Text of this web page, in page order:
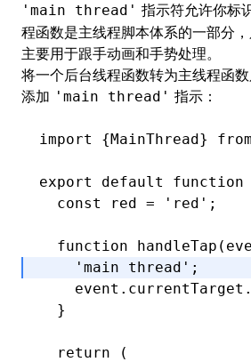
'main thread' 指示符允许你标
程函数是主线程脚本体系的一部分
主要用于跟手动画和手势处理。
将一个后台线程函数转为主线程函
添加 'main thread' 指示：
import {MainThread} from
export default function
  const
red = 'red' ;
  function
handleTap
    'main thread'
;
    event
. currentTarget
  }
  return
(